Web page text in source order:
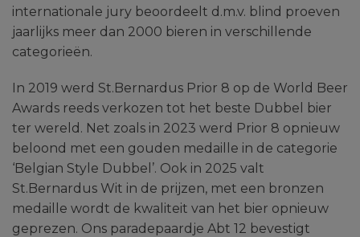
internationale jury beoordeelt d.m.v. blind proeven
jaarlijks meer dan 2000 bieren in verschillende
categorieën.
In 2019 werd St.Bernardus Prior 8 op de World Beer
Awards reeds verkozen tot het beste Dubbel bier
ter wereld. Net zoals in 2023 werd Prior 8 opnieuw
beloond met een gouden medaille in de categorie
‘Belgian Style Dubbel’. Ook in 2025 valt
St.Bernardus Wit in de prijzen, met een bronzen
medaille wordt de kwaliteit van het bier opnieuw
geprezen. Ons paradepaardje Abt 12 bevestigt